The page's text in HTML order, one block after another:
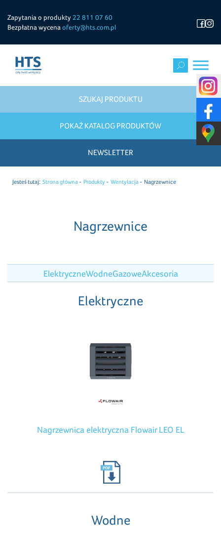
Zapytania o produkty 22 811 07 60
Bezpłatna wycena oferty@hts.com.pl
SZUKAJ PRODUKTU
POKAŻ KATALOG PRODUKTÓW
NEWSLETTER
Jesteś tutaj: Strona główna Produkty Wentylacja Nagrzewnice
Nagrzewnice
ElektryczneWodneGazoweAkcesoria
Elektryczne
Nagrzewnica elektryczna Flowair LEO EL
Wodne